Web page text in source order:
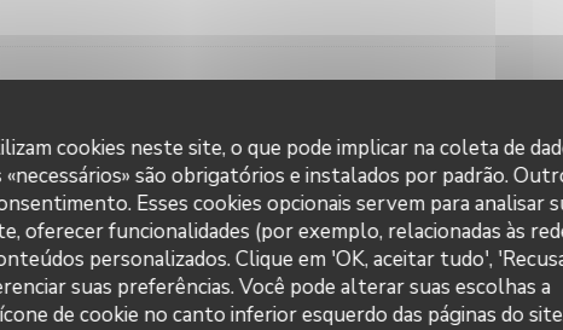
cookies neste site, o que pode implicar na coleta de
«necessários» são obrigatórios e instalados por padrão.
Esses cookies opcionais servem para analisar
oferecer funcionalidades (por exemplo, relacionadas às
personalizados. Clique em 'OK, aceitar tudo',
suas preferências. Você pode alterar suas escolhas a
de cookie no canto inferior esquerdo das páginas do